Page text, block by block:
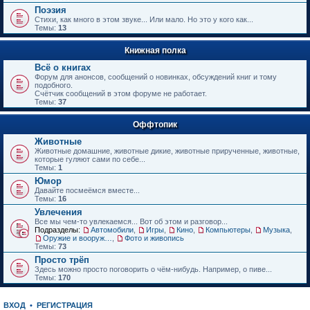
е
н
и
ю
Поэзия
Стихи, как много в этом звуке... Или мало. Но это у кого как...
Темы: 13
Книжная полка
Всё о книгах
Форум для анонсов, сообщений о новинках, обсуждений книг и тому
подобного.
Счётчик сообщений в этом форуме не работает.
Темы: 37
Оффтопик
Животные
Животные домашние, животные дикие, животные прирученные, животные,
которые гуляют сами по себе...
Темы: 1
Юмор
Давайте посмеёмся вместе...
Темы: 16
Увлечения
Все мы чем-то увлекаемся... Вот об этом и разговор...
Подразделы:
Автомобили Игры Кино Компьютеры Музыка
Фото и живопись
Темы: 73
Просто трёп
Здесь можно просто поговорить о чём-нибудь. Например, о пиве...
Темы: 170
ВХОД • РЕГИСТРАЦИЯ